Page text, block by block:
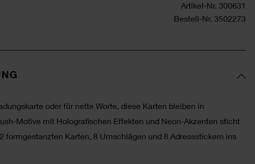
Artikel-Nr. 300631
Bestell-Nr. 3502273
oder für nette Worte, diese Karten bleiben in
Motive mit Holografischen Effekten und Neon-Akzenten sticht
formgestanzten Karten, 8 Umschlägen und 8 Adressstickern ins